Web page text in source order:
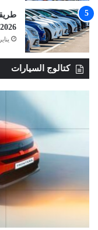
2026 بالشهر العقاري| مستند رسمي
يناير 26, 2026
كتالوج السيارات